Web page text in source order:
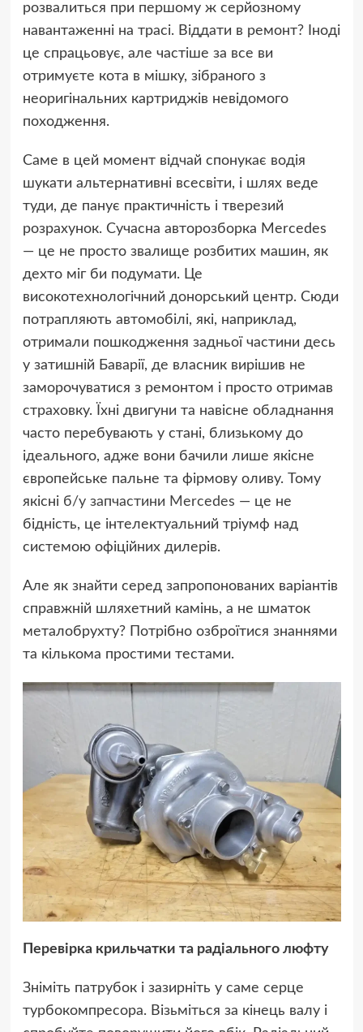
розвалиться при першому ж серйозному
навантаженні на трасі. Віддати в ремонт? Іноді
це спрацьовує, але частіше за все ви
отримуєте кота в мішку, зібраного з
неоригінальних картриджів невідомого
походження.
Саме в цей момент відчай спонукає водія
шукати альтернативні всесвіти, і шлях веде
туди, де панує практичність і тверезий
розрахунок. Сучасна авторозборка Mercedes
— це не просто звалище розбитих машин, як
дехто міг би подумати. Це
високотехнологічний донорський центр. Сюди
потрапляють автомобілі, які, наприклад,
отримали пошкодження задньої частини десь
у затишній Баварії, де власник вирішив не
заморочуватися з ремонтом і просто отримав
страховку. Їхні двигуни та навісне обладнання
часто перебувають у стані, близькому до
ідеального, адже вони бачили лише якісне
європейське пальне та фірмову оливу. Тому
якісні б/у запчастини Mercedes — це не
бідність, це інтелектуальний тріумф над
системою офіційних дилерів.
Але як знайти серед запропонованих варіантів
справжній шляхетний камінь, а не шматок
металобрухту? Потрібно озброїтися знаннями
та кількома простими тестами.
Перевірка крильчатки та радіального люфту
Зніміть патрубок і зазирніть у саме серце
турбокомпресора. Візьміться за кінець валу і